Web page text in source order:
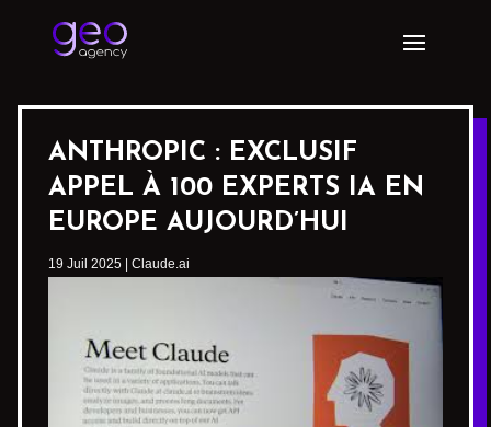
ANTHROPIC : EXCLUSIF
APPEL À 100 EXPERTS IA EN
EUROPE AUJOURD’HUI
19 Juil 2025 Claude.ai